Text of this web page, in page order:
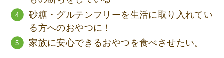
砂糖・グルテンフリーを生活に取り入れてい
る方へのおやつに！
家族に安心できるおやつを食べさせたい。